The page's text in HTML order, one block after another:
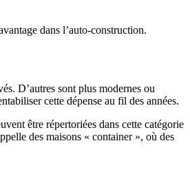
dans l’auto-construction.
D’autres sont plus modernes ou
cette dépense au fil des années.
être répertoriées dans cette catégorie
des maisons « container », où des